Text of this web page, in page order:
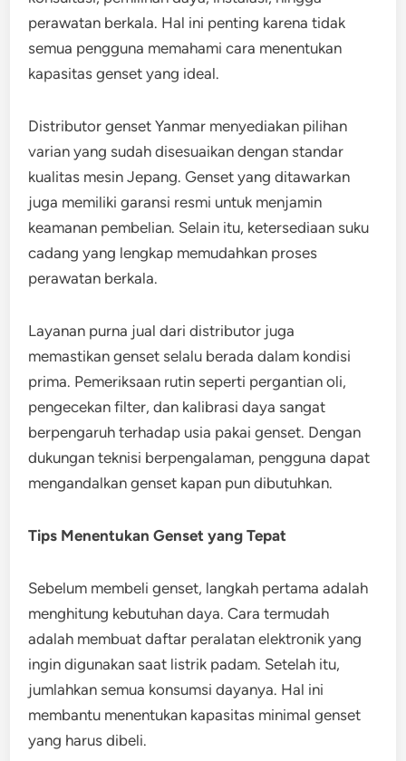
perawatan berkala. Hal ini penting karena tidak
semua pengguna memahami cara menentukan
kapasitas genset yang ideal.
Distributor genset Yanmar menyediakan pilihan
varian yang sudah disesuaikan dengan standar
kualitas mesin Jepang. Genset yang ditawarkan
juga memiliki garansi resmi untuk menjamin
keamanan pembelian. Selain itu, ketersediaan suku
cadang yang lengkap memudahkan proses
perawatan berkala.
Layanan purna jual dari distributor juga
memastikan genset selalu berada dalam kondisi
prima. Pemeriksaan rutin seperti pergantian oli,
pengecekan filter, dan kalibrasi daya sangat
berpengaruh terhadap usia pakai genset. Dengan
dukungan teknisi berpengalaman, pengguna dapat
mengandalkan genset kapan pun dibutuhkan.
Tips Menentukan Genset yang Tepat
Sebelum membeli genset, langkah pertama adalah
menghitung kebutuhan daya. Cara termudah
adalah membuat daftar peralatan elektronik yang
ingin digunakan saat listrik padam. Setelah itu,
jumlahkan semua konsumsi dayanya. Hal ini
membantu menentukan kapasitas minimal genset
yang harus dibeli.